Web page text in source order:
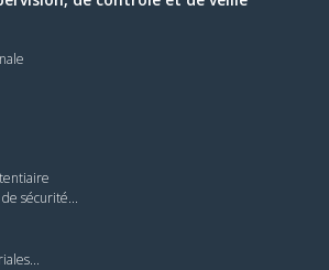
sécurité...